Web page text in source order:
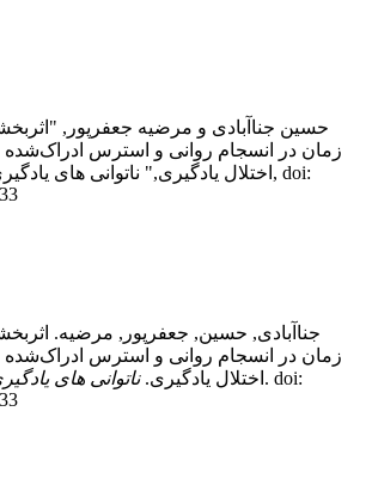
حسین جناآبادی و مرضیه جعفرپور,
زمان در انسجام روانی و استرس ادراک‌شده
جناآبادی, حسین, جعفرپور, مرضیه.
زمان در انسجام روانی و استرس ادراک‌شده
اختلال یادگیری.ناتوانی های